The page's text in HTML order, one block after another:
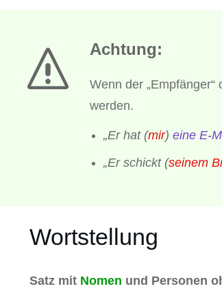
Achtung:
Wenn der
werden.
„Er hat (mir) eine E-
„Er schickt (seinem
Wortstellung
Satz mit Nomen und Personen